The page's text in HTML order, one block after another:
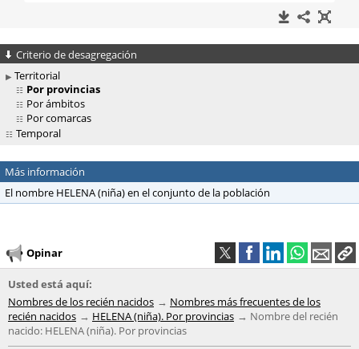
Criterio de desagregación
Territorial
Por provincias
Por ámbitos
Por comarcas
Temporal
Más información
El nombre HELENA (niña) en el conjunto de la población
Opinar
Usted está aquí:
Nombres de los recién nacidos
Nombres más frecuentes de los
recién nacidos
HELENA (niña). Por provincias
Nombre del recién
nacido: HELENA (niña). Por provincias